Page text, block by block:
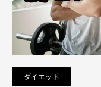
ダイエット